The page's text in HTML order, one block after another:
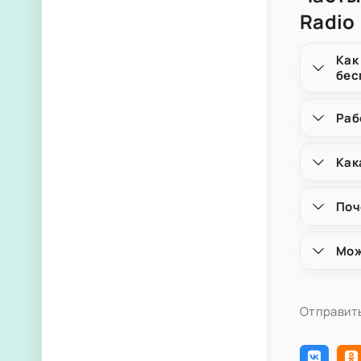
Radio